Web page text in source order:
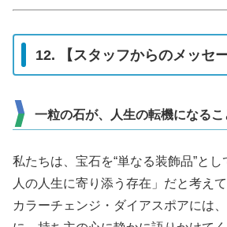
12. 【スタッフからのメッセー
一粒の石が、人生の転機になる
私たちは、宝石を“単なる装飾品”と
人の人生に寄り添う存在」だと考えて
カラーチェンジ・ダイアスポアには